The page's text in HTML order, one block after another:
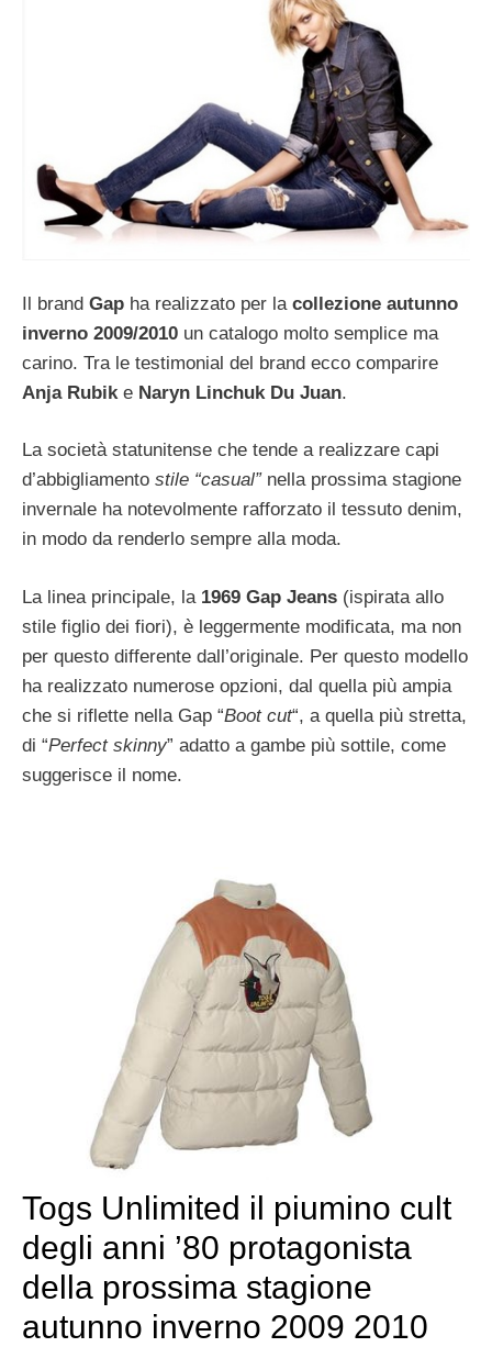
Il brand Gap ha realizzato per la collezione autunno
inverno 2009/2010 un catalogo molto semplice ma
carino. Tra le testimonial del brand ecco comparire
Anja Rubik e Naryn Linchuk Du Juan.
La società statunitense che tende a realizzare capi
d’abbigliamento stile “casual”nella prossima stagione
invernale ha notevolmente rafforzato il tessuto denim,
in modo da renderlo sempre alla moda.
La linea principale, la 1969 Gap Jeans (ispirata allo
stile figlio dei fiori), è leggermente modificata, ma non
per questo differente dall’originale. Per questo modello
ha realizzato numerose opzioni, dal quella più ampia
che si riflette nella Gap “Boot cut“, a quella più stretta,
di “Perfect skinny” adatto a gambe più sottile, come
suggerisce il nome.
Togs Unlimited il piumino cult
degli anni ’80 protagonista
della prossima stagione
autunno inverno 2009 2010